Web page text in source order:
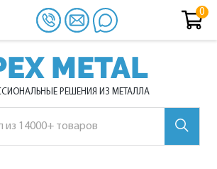
METAL
РЕШЕНИЯ ИЗ МЕТАЛЛА